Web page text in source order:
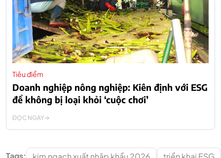
Tiêu điểm
Doanh nghiệp nông nghiệp: Kiên định với ESG
để không bị loại khỏi ‘cuộc chơi’
ĐỌC NGAY
Tags: